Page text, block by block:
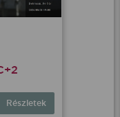
Részletek